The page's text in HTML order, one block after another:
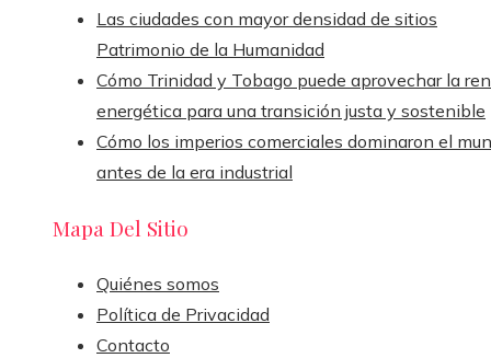
Las ciudades con mayor densidad de sitios
Patrimonio de la Humanidad
Cómo Trinidad y Tobago puede aprovechar la
energética para una transición justa y sostenible
Cómo los imperios comerciales dominaron el
antes de la era industrial
Mapa Del Sitio
Quiénes somos
Política de Privacidad
Contacto